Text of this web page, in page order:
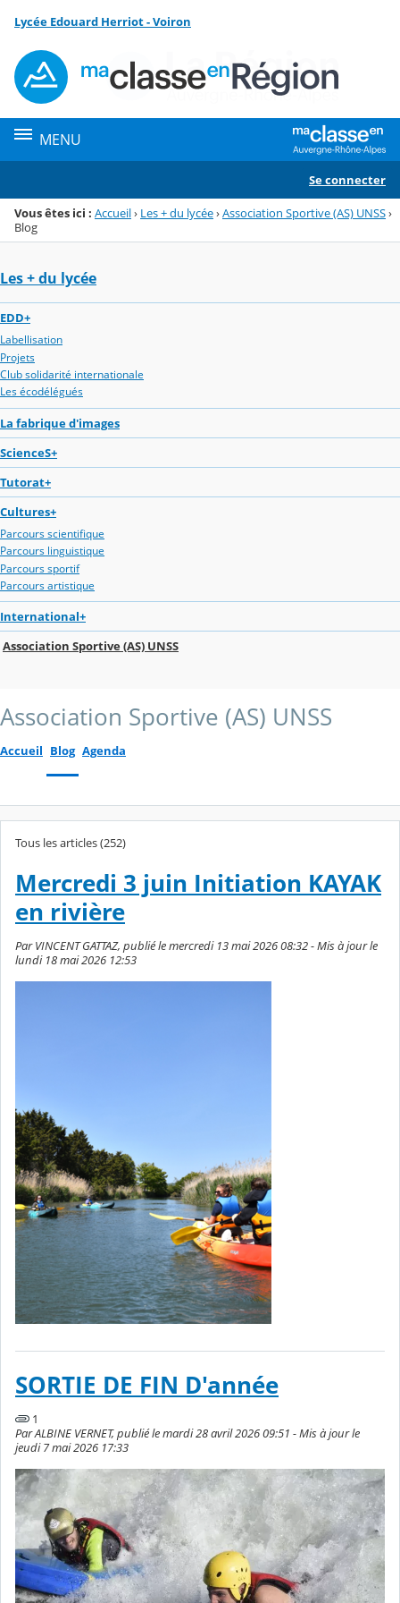
Menu de la rubrique
Contenu
Lycée Edouard Herriot - Voiron
MENU
Se connecter
Vous êtes ici : Accueil› Les + du lycée›Association Sportive (AS) UNSS›
Blog
Les + du lycée
EDD+
Labellisation
Projets
Club solidarité internationale
Les écodélégués
La fabrique d'images
ScienceS+
Tutorat+
Cultures+
Parcours scientifique
Parcours linguistique
Parcours sportif
Parcours artistique
International+
Association Sportive (AS) UNSS
Association Sportive (AS) UNSS
Accueil Blog Agenda
Tous les articles (252)
Mercredi 3 juin Initiation KAYAK
en rivière
Par VINCENT GATTAZ, publié le mercredi 13 mai 2026 08:32 - Mis à jour le
lundi 18 mai 2026 12:53
SORTIE DE FIN D'année
1
Par ALBINE VERNET, publié le mardi 28 avril 2026 09:51 - Mis à jour le
jeudi 7 mai 2026 17:33